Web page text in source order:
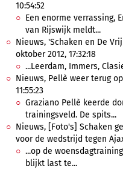
10:54:52
Een enorme verrassing,
van Rijswijk meldt...
Nieuws, 'Schaken en De
oktober 2012, 17:32:18
...Leerdam, Immers,
Nieuws, Pellè weer terug
11:55:23
Graziano Pellè keerde
trainingsveld. De spits...
Nieuws, [Foto's] Schaken
voor de wedstrijd tegen
...op de
blijkt last te...